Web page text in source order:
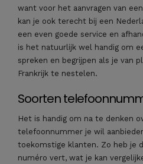
want voor het aanvragen van
kan je ook terecht bij een
een even goede service en
is het natuurlijk wel handig om
spreken en begrijpen als je van
Frankrijk te nestelen.
Soorten
Het is handig om na te denken
telefoonnummer je wil
toekomstige klanten. Zo heb je
numéro vert, wat je kan